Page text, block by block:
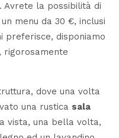
Avrete la possibilità di
menu da 30 €, inclusi
preferisce, disponiamo
, rigorosamente
dove una volta
una rustica sala
vista, una bella volta,